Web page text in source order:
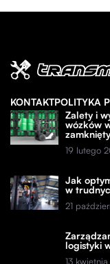
KONTAKTPOLITYKA
Zalety i
wózków
19 lutego
Jak
w
21
logistyki
13